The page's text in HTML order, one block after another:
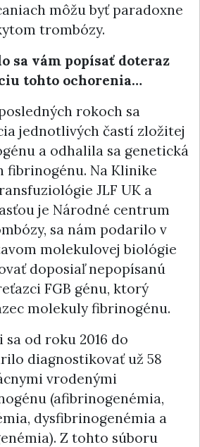
môžu byť paradoxne
trombózy.
sa vám popísať doteraz
tohto ochorenia…
rokoch sa
jednotlivých častí zložitej
a odhalila sa genetická
fibrinogénu. Na Klinike
JLF UK a
je Národné centrum
sa nám podarilo v
molekulovej biológie
doposiaľ nepopísanú
FGB génu, ktorý
molekuly fibrinogénu.
od roku 2016 do
diagnostikovať už 58
vrodenými
(afibrinogenémia,
dysfibrinogenémia a
Z tohto súboru